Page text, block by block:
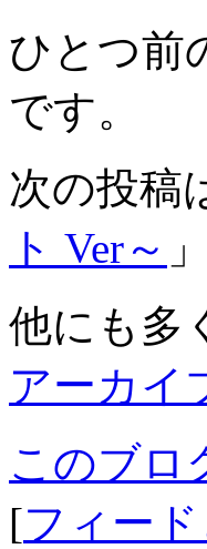
ひとつ前
です。
次の投稿
ト Ver～
他にも多
アーカイ
このブロ
[フィー